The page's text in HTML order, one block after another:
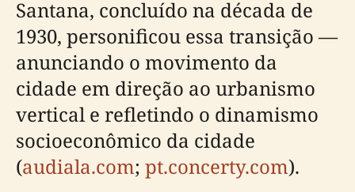
Santana, concluído na década de
1930, personificou essa transição —
anunciando o movimento da
cidade em direção ao urbanismo
vertical e refletindo o dinamismo
socioeconômico da cidade
(audiala.com; pt.concerty.com).